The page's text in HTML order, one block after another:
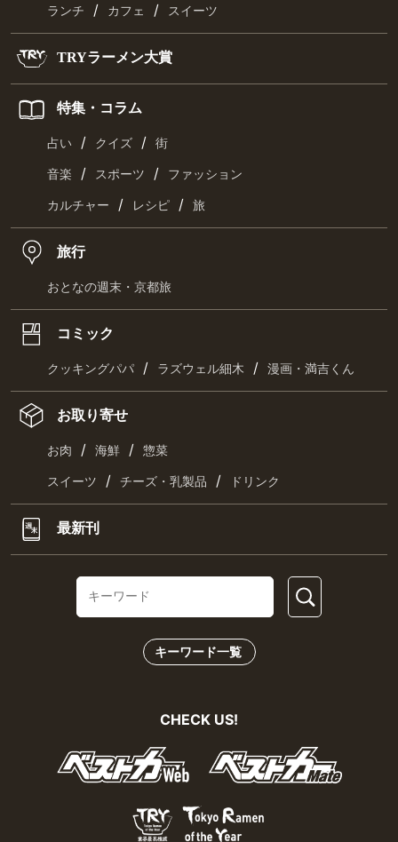
ランチ / カフェ / スイーツ
TRYラーメン大賞
特集・コラム
占い / クイズ / 街
音楽 / スポーツ / ファッション
カルチャー / レシピ / 旅
旅行
おとなの週末・京都旅
コミック
クッキングパパ / ラズウェル細木 / 漫画・満吉くん
お取り寄せ
お肉 / 海鮮 / 惣菜
スイーツ / チーズ・乳製品 / ドリンク
最新刊
キーワード一覧
CHECK US!